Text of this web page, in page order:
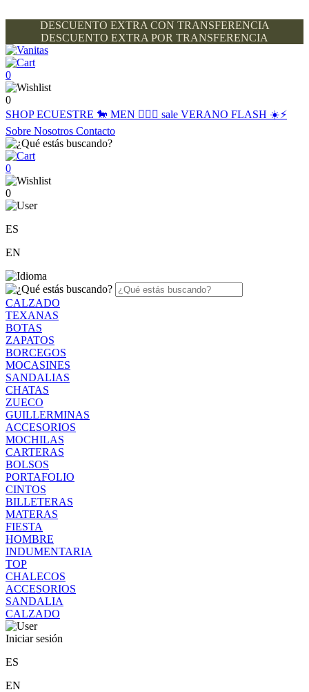
DESCUENTO EXTRA CON TRANSFERENCIA
DESCUENTO EXTRA POR TRANSFERENCIA
0
0
SHOPECUESTRE 🐎 MEN 🙋🏽‍♂️ sale VERANO FLASH ☀️⚡️
Sobre Nosotros Contacto
0
0
ES
EN
CALZADO
TEXANAS
BOTAS
ZAPATOS
BORCEGOS
MOCASINES
SANDALIAS
CHATAS
ZUECO
GUILLERMINAS
ACCESORIOS
MOCHILAS
CARTERAS
BOLSOS
PORTAFOLIO
CINTOS
BILLETERAS
MATERAS
FIESTA
HOMBRE
INDUMENTARIA
TOP
CHALECOS
ACCESORIOS
SANDALIA
CALZADO
Iniciar sesión
ES
EN